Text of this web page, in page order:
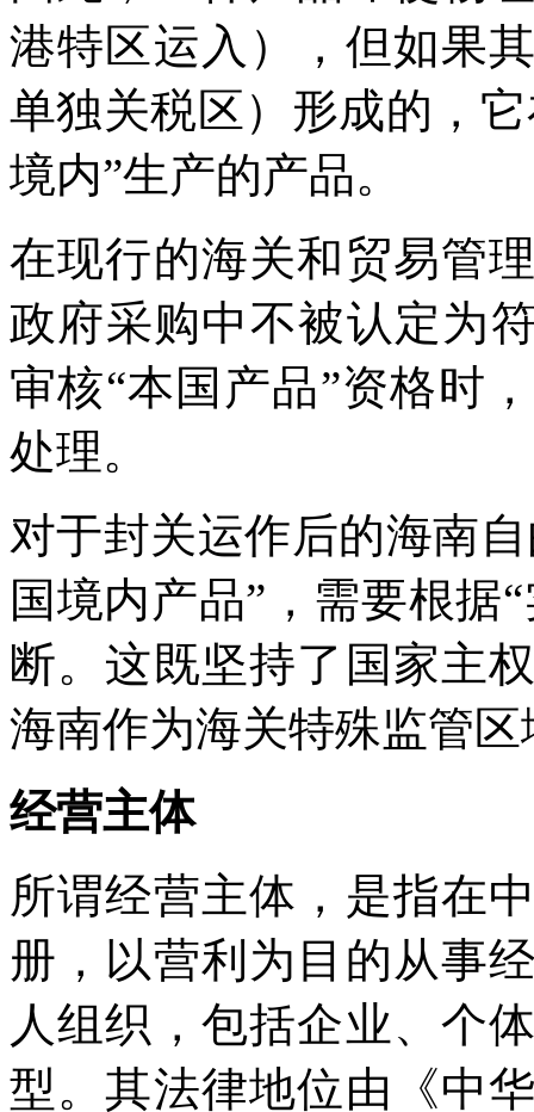
港特区运入），但如果
单独关税区）形成的，
境内”生产的产品。
在现行的海关和贸易管
政府采购中不被认定为
审核“本国产品”资格时
处理。
对于封关运作后的海南
国境内产品”，需要根据
断。这既坚持了国家主
海南作为海关特殊监管
经营主体
所谓经营主体，是指在
册，以营利为目的从事
人组织，包括企业、个
型。其法律地位由《中